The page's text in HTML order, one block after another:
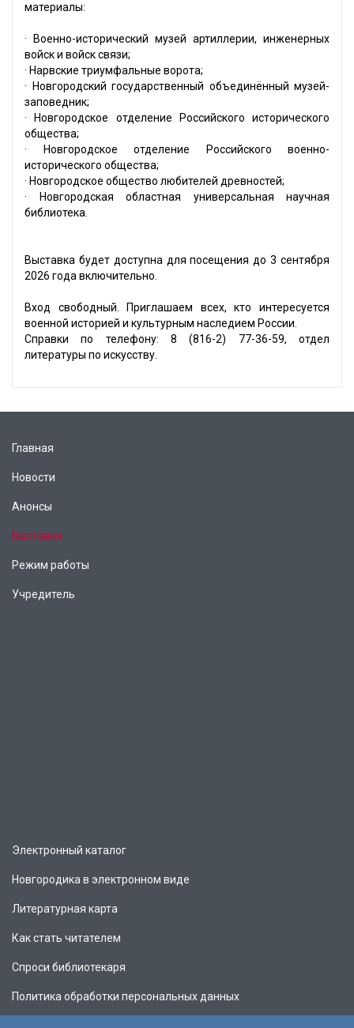
материалы:
· Военно-исторический музей артиллерии, инженерных
войск и войск связи;
· Нарвские триумфальные ворота;
· Новгородский государственный объединённый музей-
заповедник;
· Новгородское отделение Российского исторического
общества;
· Новгородское отделение Российского военно-
исторического общества;
· Новгородское общество любителей древностей;
· Новгородская областная универсальная научная
библиотека.
Выставка будет доступна для посещения до 3 сентября
2026 года включительно.
Вход свободный. Приглашаем всех, кто интересуется
военной историей и культурным наследием России.
Справки по телефону: 8 (816-2) 77-36-59, отдел
литературы по искусству.
Главная
Новости
Анонсы
Выставки
Режим работы
Учредитель
Электронный каталог
Новгородика в электронном виде
Литературная карта
Как стать читателем
Спроси библиотекаря
Политика обработки персональных данных